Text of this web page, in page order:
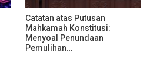
Catatan atas Putusan
Mahkamah Konstitusi:
Menyoal Penundaan
Pemulihan…